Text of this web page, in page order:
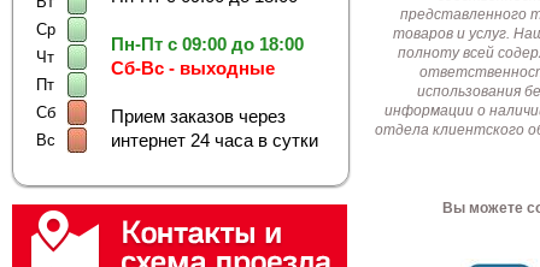
Ср
Чт
Пт
Сб
Вс
Пн-Пт с 09:00 до 18:00
Сб-Вс - выходные
Прием заказов через
интернет 24 часа в сутки
представленного
товаров и услуг.
полноту всей
использования
информации о
отдела клиентского
Вы можете